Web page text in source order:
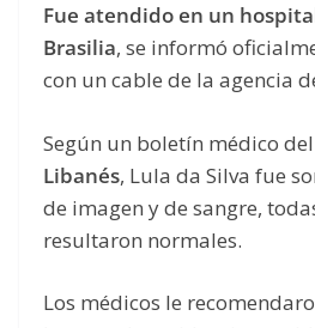
Fue atendido en un
Brasilia, se informó
con un cable de la agencia
Según un boletín médico del
Libanés, Lula da Silva fue
de imagen y de sangre,
resultaron normales.
Los médicos le